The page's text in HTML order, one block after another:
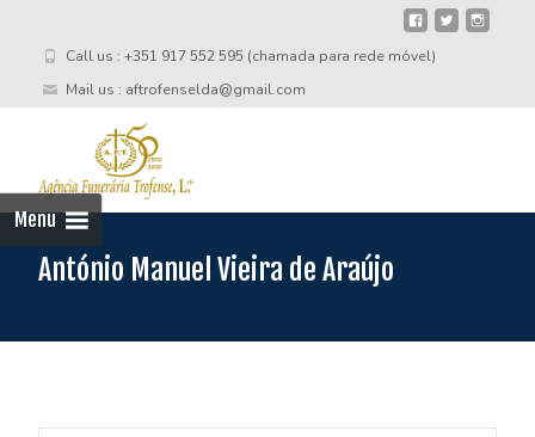
Call us : +351 917 552 595 (chamada para rede móvel)
Mail us : aftrofenselda@gmail.com
Menu
António Manuel Vieira de Araújo